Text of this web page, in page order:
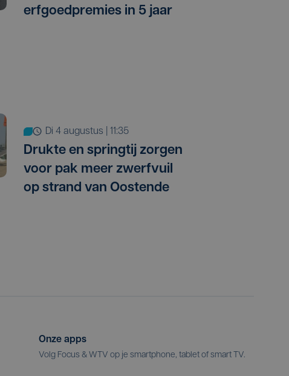
erfgoedpremies in 5 jaar
di 4 augustus | 11:35
Drukte en springtij zorgen
voor pak meer zwerfvuil
op strand van Oostende
Onze apps
Volg Focus & WTV op je smartphone, tablet of smart TV.